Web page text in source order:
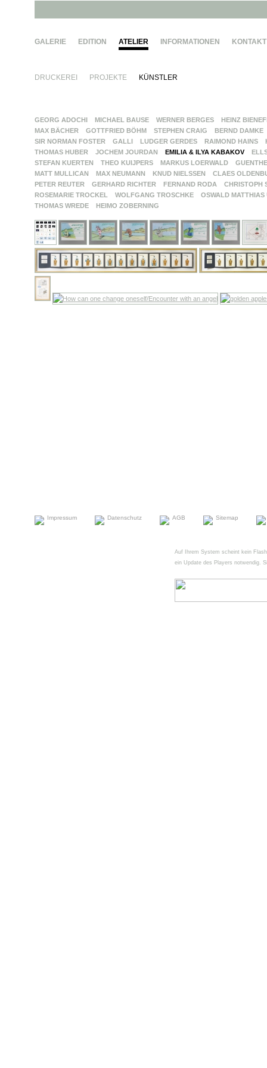
GALERIE EDITION ATELIER INFORMATIONEN KONTAKT
DRUCKEREI PROJEKTE KÜNSTLER
GEORG ADOCHI MICHAEL BAUSE WERNER BERGES
HEINZ
MAX BÄCHER
GOTTFRIED BÖHM STEPHEN CRAIG
BERND DAMKE
SIR NORMAN FOSTER
GALLI LUDGER GERDES RAIMOND HAINS
THOMAS HUBER
JOCHEM JOURDAN EMILIA & ILYA KABAKOV
STEFAN KUERTEN
THEO KUIJPERS MARKUS LOERWALD
MATT MULLICAN
MAX NEUMANN KNUD NIELSSEN
CLAES
PETER REUTER
GERHARD RICHTER FERNAND RODA
CHRISTOPH
ROSEMARIE TROCKEL
WOLFGANG TROSCHKE
OSWALD MATTHIAS
THOMAS WREDE
HEIMO ZOBERNING
Impressum Datenschutz AGB Sitemap
Auf Ihrem System scheint kein
ein Update des Players notwendig.